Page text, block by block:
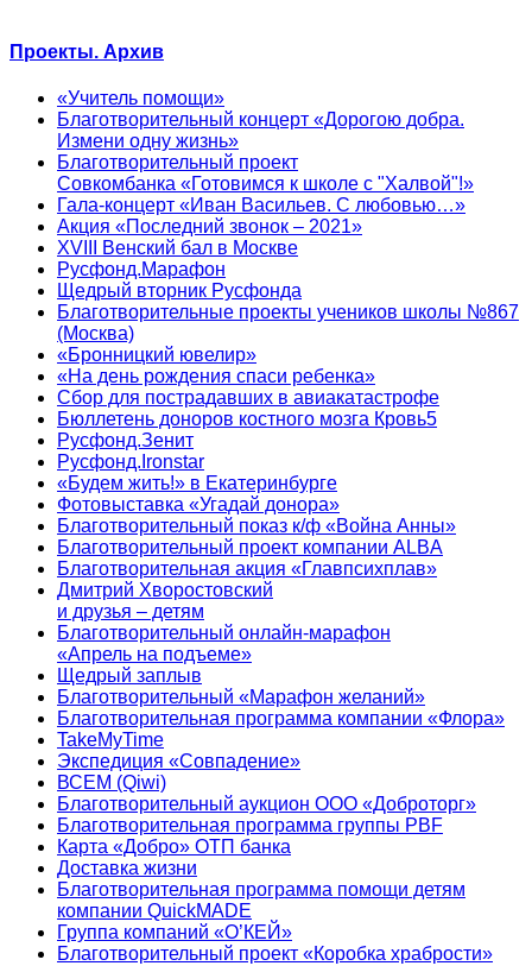
Проекты. Архив
«Учитель помощи»
Благотворительный концерт «Дорогою добра.
Измени одну жизнь»
Благотворительный проект
Совкомбанка «Готовимся к школе с "Халвой"!»
Гала-концерт «Иван Васильев. С любовью…»
Акция «Последний звонок – 2021»
XVIII Венский бал в Москве
Русфонд.Марафон
Щедрый вторник Русфонда
Благотворительные проекты учеников школы №867
(Москва)
«Бронницкий ювелир»
«На день рождения спаси ребенка»
Сбор для пострадавших в авиакатастрофе
Бюллетень доноров костного мозга Кровь5
Русфонд.Зенит
Русфонд.Ironstar
«Будем жить!» в Екатеринбурге
Фотовыставка «Угадай донора»
Благотворительный показ к/ф «Война Анны»
Благотворительный проект компании ALBA
Благотворительная акция «Главпсихплав»
Дмитрий Хворостовский
и друзья – детям
Благотворительный онлайн‑марафон
«Апрель на подъеме»
Щедрый заплыв
Благотворительный «Марафон желаний»
Благотворительная программа компании «Флора»
TakeMyTime
Экспедиция «Совпадение»
ВСЕМ (Qiwi)
Благотворительный аукцион ООО «Доброторг»
Благотворительная программа группы PBF
Карта «Добро» ОТП банка
Доставка жизни
Благотворительная программа помощи детям
компании QuickMADE
Группа компаний «О’КЕЙ»
Благотворительный проект «Коробка храбрости»